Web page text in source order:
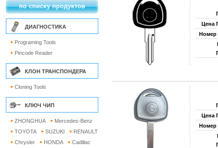
по списку продуктов
ДИАГНОСТИКА
Programing Tools
Pincode Reader
КЛОН ТРАНСПОНДЕРА
Cloning Tools
КЛЮЧ ЧИП
ZHONGHUA
Mercedes-Benz
TOYOTA
SUZUKI
RENAULT
Chrysler
HONDA
Cadillac
Цена
Номер
Цена
Номер